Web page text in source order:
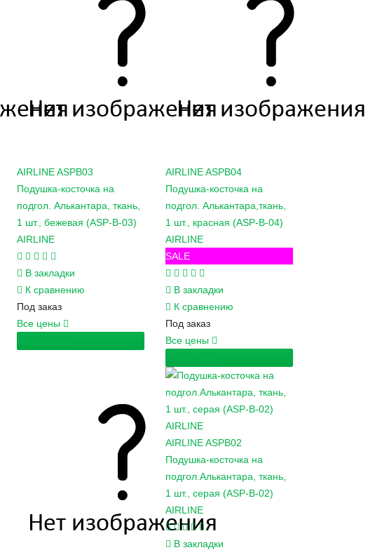
AIRLINE ASPB03
Подушка-косточка на
подгол. Алькантара, ткань,
1 шт., бежевая (ASP-B-03)
AIRLINE
В закладки
К сравнению
Под заказ
Все цены
AIRLINEASPB04
Подушка-косточка на
подгол. Алькантара,ткань,
1 шт., красная (ASP-B-04)
AIRLINE
SALE
В закладки
К сравнению
Под заказ
Все цены
AIRLINEASPB02
Подушка-косточка на
подгол.Алькантара, ткань,
1 шт., серая (ASP-B-02)
AIRLINE
В закладки